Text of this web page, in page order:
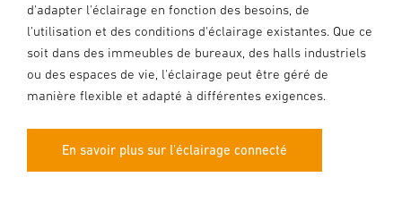
d'adapter l'éclairage en fonction des besoins, de
l'utilisation et des conditions d'éclairage existantes. Que ce
soit dans des immeubles de bureaux, des halls industriels
ou des espaces de vie, l'éclairage peut être géré de
manière flexible et adapté à différentes exigences.
En savoir plus sur l'éclairage connecté